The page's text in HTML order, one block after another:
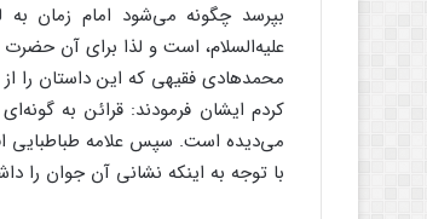
بپرسد چگونه مى‌‌شود امام زمان
علیه‌‌السلام، است و لذا براى آن
محمدهادى فقیهى که این داستان را
کردم ایشان فرمودند: قرائن به
مى‌‌دیده است. سپس علامه طباطبایى
با توجه به اینکه نشانى آن جوان را